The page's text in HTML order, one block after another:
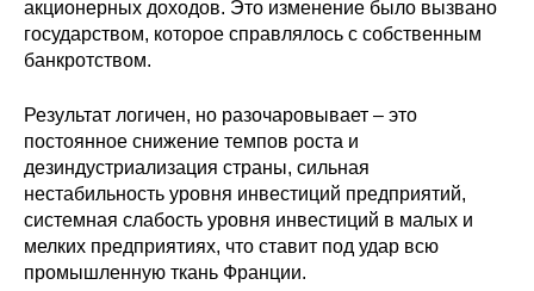
акционерных доходов. Это изменение было вызвано
государством, которое справлялось с собственным
банкротством.
Результат логичен, но разочаровывает – это
постоянное снижение темпов роста и
дезиндустриализация страны, сильная
нестабильность уровня инвестиций предприятий,
системная слабость уровня инвестиций в малых и
мелких предприятиях, что ставит под удар всю
промышленную ткань Франции.